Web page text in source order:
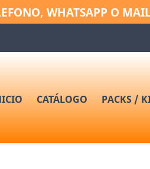
WHATSAPP O
CATÁLOGO PACKS /